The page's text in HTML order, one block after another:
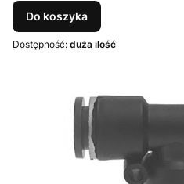
Do koszyka
Dostępność: duża ilość